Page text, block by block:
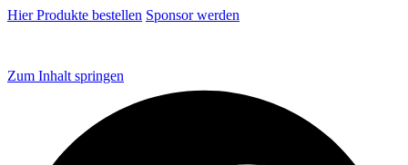
Hier Produkte bestellen Sponsor werden
Zum Inhalt springen